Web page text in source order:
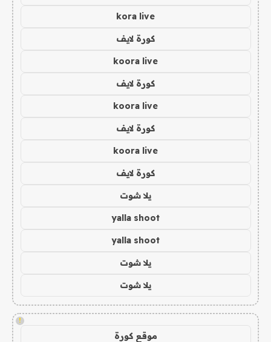
kora live
كورة لايف
koora live
كورة لايف
koora live
كورة لايف
koora live
كورة لايف
يلا شوت
yalla shoot
yalla shoot
يلا شوت
يلا شوت
!
موقع كورة